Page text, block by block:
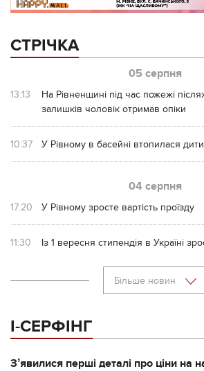
СТРІЧКА
05 серпня
13:13
На Рівненщині під час пожежі
залишків чоловік отримав опіки
10:37 У Рівному в басейні втопилася
04 серпня
17:20 У Рівному зросте вартість проїзду
11:30 Із 1 вересня стипендія в Україні
Більше новин
І-СЕРФІНГ
Зʼявилися перші деталі про ціни на